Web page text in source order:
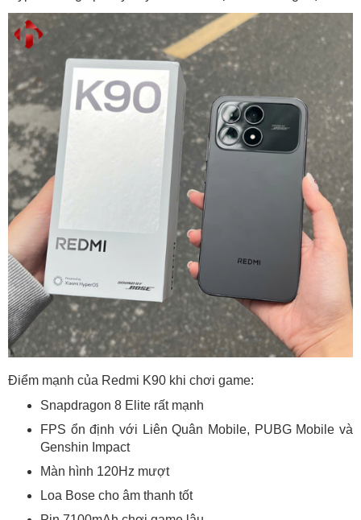
Điểm mạnh của Redmi K90 khi chơi game:
Snapdragon 8 Elite rất mạnh
FPS ổn định với Liên Quân Mobile, PUBG Mobile và
Genshin Impact
Màn hình 120Hz mượt
Loa Bose cho âm thanh tốt